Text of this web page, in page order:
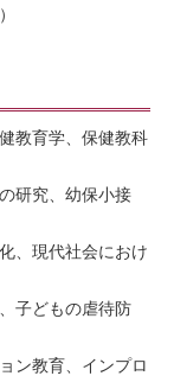
教育学、保健教科
研究、幼保小接
、現代社会におけ
子どもの虐待防
ン教育、インプロ